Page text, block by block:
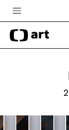
Česká televize
Zpravodajství
Pro děti